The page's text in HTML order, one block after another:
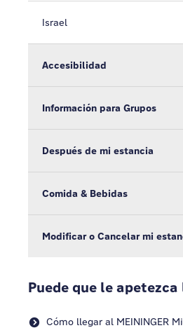
Israel
Accesibilidad
Información para Grupos
Después de mi estancia
Comida & Bebidas
Modificar o Cancelar mi
Puede que le apetezca
Cómo llegar al MEININGER